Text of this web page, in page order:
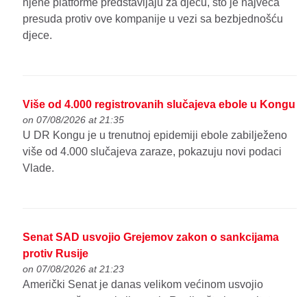
njene platforme predstavljaju za djecu, što je najveća
presuda protiv ove kompanije u vezi sa bezbjednošću
djece.
Više od 4.000 registrovanih slučajeva ebole u Kongu
on 07/08/2026 at 21:35
U DR Kongu je u trenutnoj epidemiji ebole zabilježeno
više od 4.000 slučajeva zaraze, pokazuju novi podaci
Vlade.
Senat SAD usvojio Grejemov zakon o sankcijama
protiv Rusije
on 07/08/2026 at 21:23
Američki Senat je danas velikom većinom usvojio